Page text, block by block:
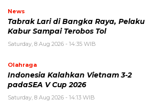
News
Tabrak Lari di Bangka Raya, Pelaku
Kabur Sampai Terobos Tol
Saturday, 8 Aug 2026 - 14:35 WIB
Olahraga
Indonesia Kalahkan Vietnam 3-2
padaSEA V Cup 2026
Saturday, 8 Aug 2026 - 14:13 WIB